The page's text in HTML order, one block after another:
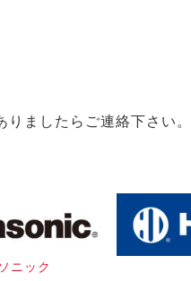
ましたらご連絡下さい。
ニック